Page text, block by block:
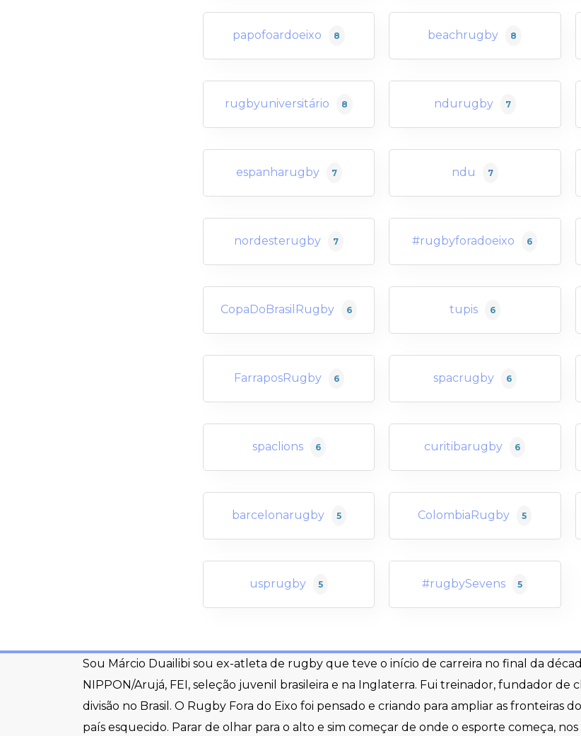
papofoardoeixo 8 beachrugby 8
rugbyuniversitário 8 ndurugby 7
espanharugby 7 ndu 7
nordesterugby 7 #rugbyforadoeixo 6
CopaDoBrasilRugby 6 tupis 6
FarraposRugby 6 spacrugby 6
spaclions 6 curitibarugby 6
barcelonarugby 5 ColombiaRugby 5
usprugby 5 #rugbySevens 5
Sou Márcio Duailibi sou ex-atleta de rugby que teve o início de carreira no final da
NIPPON/Arujá, FEI, seleção juvenil brasileira e na Inglaterra. Fui treinador, fundador de
divisão no Brasil. O Rugby Fora do Eixo foi pensado e criando para ampliar as fronteiras
país esquecido. Parar de olhar para o alto e sim começar de onde o esporte começa,